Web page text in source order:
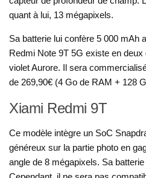
quant à lui, 13 mégapixels.
Sa batterie lui confère 5 000 mAh
Redmi Note 9T 5G existe en
violet Aurore. Il sera
de 269,90€ (4 Go de RAM + 128
Xiami Redmi 9T
Ce modèle intègre un SoC
généreux sur la partie photo en
angle de 8 mégapixels. Sa